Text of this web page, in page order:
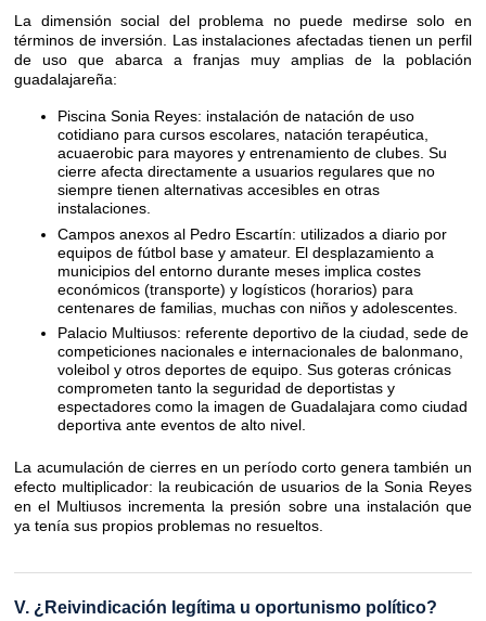
La dimensión social del problema no puede medirse solo en
términos de inversión. Las instalaciones afectadas tienen un perfil
de uso que abarca a franjas muy amplias de la población
guadalajareña:
Piscina Sonia Reyes: instalación de natación de uso
cotidiano para cursos escolares, natación terapéutica,
acuaerobic para mayores y entrenamiento de clubes. Su
cierre afecta directamente a usuarios regulares que no
siempre tienen alternativas accesibles en otras
instalaciones.
Campos anexos al Pedro Escartín: utilizados a diario por
equipos de fútbol base y amateur. El desplazamiento a
municipios del entorno durante meses implica costes
económicos (transporte) y logísticos (horarios) para
centenares de familias, muchas con niños y adolescentes.
Palacio Multiusos: referente deportivo de la ciudad, sede de
competiciones nacionales e internacionales de balonmano,
voleibol y otros deportes de equipo. Sus goteras crónicas
comprometen tanto la seguridad de deportistas y
espectadores como la imagen de Guadalajara como ciudad
deportiva ante eventos de alto nivel.
La acumulación de cierres en un período corto genera también un
efecto multiplicador: la reubicación de usuarios de la Sonia Reyes
en el Multiusos incrementa la presión sobre una instalación que
ya tenía sus propios problemas no resueltos.
V. ¿Reivindicación legítima u oportunismo político?